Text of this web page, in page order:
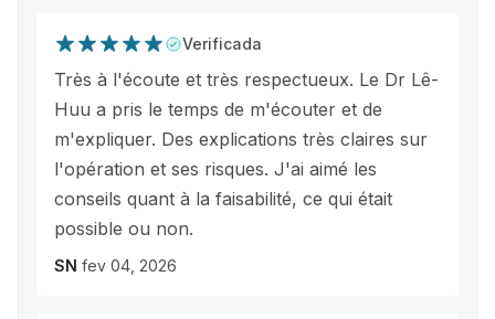
Verificada
Très à l'écoute et très respectueux. Le Dr Lê-
Huu a pris le temps de m'écouter et de
m'expliquer. Des explications très claires sur
l'opération et ses risques. J'ai aimé les
conseils quant à la faisabilité, ce qui était
possible ou non.
SN fev 04, 2026